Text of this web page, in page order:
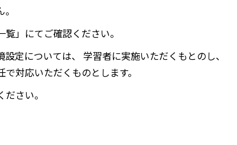
」にてご確認ください。
定については、 学習者に実施いただくもとのし、
対応いただくものとします。
さい。